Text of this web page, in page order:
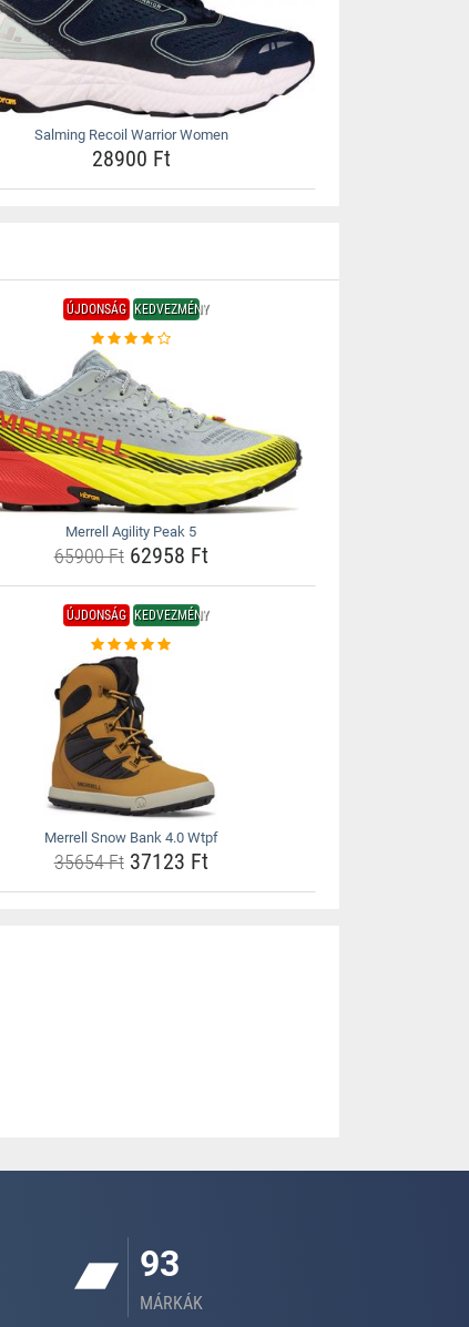
Salming Recoil Warrior Women
28900 Ft
ÚJDONSÁG KEDVEZMÉNY
Merrell Agility Peak 5
65900 Ft62958 Ft
ÚJDONSÁG KEDVEZMÉNY
Merrell Snow Bank 4.0 Wtpf
35654 Ft37123 Ft
93
MÁRKÁK